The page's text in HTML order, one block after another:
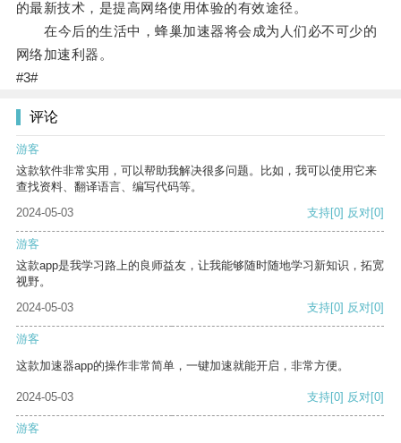
的最新技术，是提高网络使用体验的有效途径。
在今后的生活中，蜂巢加速器将会成为人们必不可少的
网络加速利器。
#3#
评论
游客
这款软件非常实用，可以帮助我解决很多问题。比如，我可以使用它来
查找资料、翻译语言、编写代码等。
2024-05-03
支持[0] 反对[0]
游客
这款app是我学习路上的良师益友，让我能够随时随地学习新知识，拓宽
视野。
2024-05-03
支持[0] 反对[0]
游客
这款加速器app的操作非常简单，一键加速就能开启，非常方便。
2024-05-03 支持[0] 反对[0]
游客